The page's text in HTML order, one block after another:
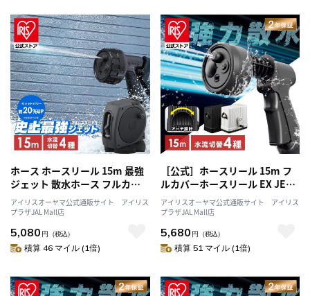
ホース ホースリール 15m 最強
ジェット 散水ホース フルカバ
ー 高圧 ジェット 洗車ホース 掃
除 おしゃれ 伸びるホース コン
水ノズル 庭 ベランダ 外壁 アイ
リスオーヤマ FHJ-15 ダークグ
アイリスオーヤマ公式通販サイト アイリス
プラザJAL Mall店
5,080 円 （税込）
積算 46 マイル (1倍)
［公式］ホースリール 15m フ
ルカバーホースリール EX JET
15M FHEXJ-15 ブラック アイリ
スオーヤマ
アイリスオーヤマ公式通販サイト アイリス
プラザJAL Mall店
5,680 円 （税込）
積算 51 マイル (1倍)